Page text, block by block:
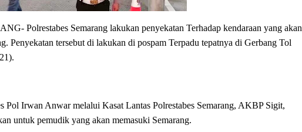
Polrestabes Semarang lakukan penyekatan Terhadap kendaraan yang akan
Penyekatan tersebut di lakukan di pospam Terpadu tepatnya di Gerbang Tol
Pol Irwan Anwar melalui Kasat Lantas Polrestabes Semarang, AKBP Sigit,
untuk pemudik yang akan memasuki Semarang.